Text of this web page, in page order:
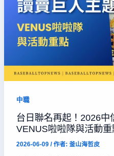
中職
台日聯名再起！2026中
VENUS啦啦隊與活動重
2026-06-09 / 作者: 釜山海哲皮